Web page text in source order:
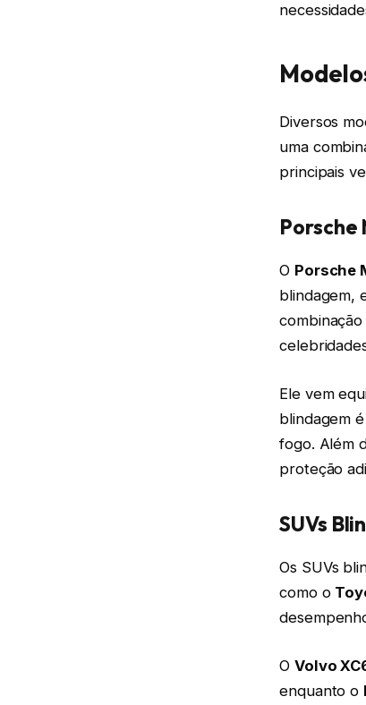
Diversos
uma
principais
Porsche
O Porsche
blindagem,
Ele vem
blindagem
fogo. Além
proteção
SUVs
Os SUVs
como o
O Volvo
enquanto o